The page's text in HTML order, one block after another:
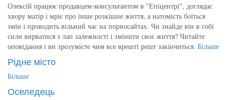
Олексій працює продавцем-консультантом в "Епіцентрі", доглядає
хвору матір і мріє про інше розкішне життя, а натомість боїться
змін і проводить вільний час на порносайтах. Чи знайде він в собі
сили вирватися з лап залежності і змінити своє життя? Читайте
оповідання і ви зрозумієте чим все врешті решт закінчиться. Більше
Рідне місто
Більше
Оселедець